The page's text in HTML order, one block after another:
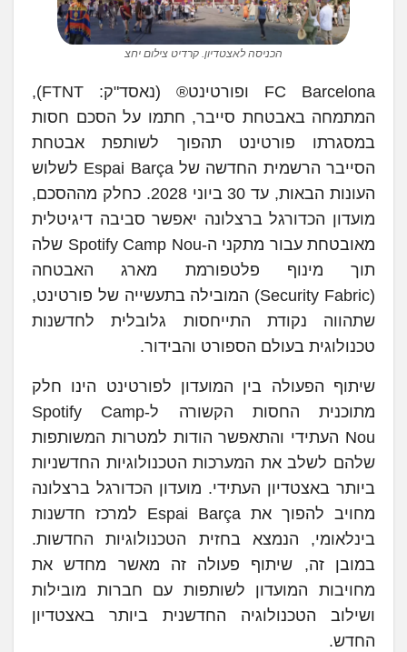
הכניסה לאצטדיון. קרדיט צילום יחצ
FC Barcelona ופורטינט® (נאסד"ק: FTNT),
המתמחה באבטחת סייבר, חתמו על הסכם חסות
במסגרתו פורטינט תהפוך לשותפת אבטחת
הסייבר הרשמית החדשה של Espai Barça לשלוש
העונות הבאות, עד 30 ביוני 2028. כחלק מההסכם,
מועדון הכדורגל ברצלונה יאפשר סביבה דיגיטלית
מאובטחת עבור מתקני ה-Spotify Camp Nou שלה
תוך מינוף פלטפורמת מארג האבטחה
(Security Fabric) המובילה בתעשייה של פורטינט,
שתהווה נקודת התייחסות גלובלית לחדשנות
טכנולוגית בעולם הספורט והבידור.
שיתוף הפעולה בין המועדון לפורטינט הינו חלק
מתוכנית החסות הקשורה ל-Spotify Camp
Nou העתידי והתאפשר הודות למטרות המשותפות
שלהם לשלב את המערכות הטכנולוגיות החדשניות
ביותר באצטדיון העתידי. מועדון הכדורגל ברצלונה
מחויב להפוך את Espai Barça למרכז חדשנות
בינלאומי, הנמצא בחזית הטכנולוגיות החדשות.
במובן זה, שיתוף פעולה זה מאשר מחדש את
מחויבות המועדון לשותפות עם חברות מובילות
ושילוב הטכנולוגיה החדשנית ביותר באצטדיון
החדש.